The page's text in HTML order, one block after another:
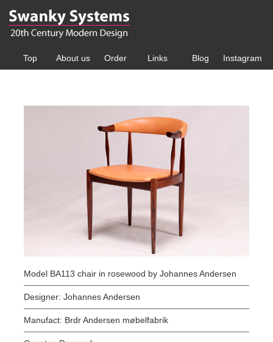
Top About us Order Links Blog Instagram
Model BA113 chair in rosewood by Johannes Andersen
Designer: Johannes Andersen
Manufact: Brdr Andersen møbelfabrik